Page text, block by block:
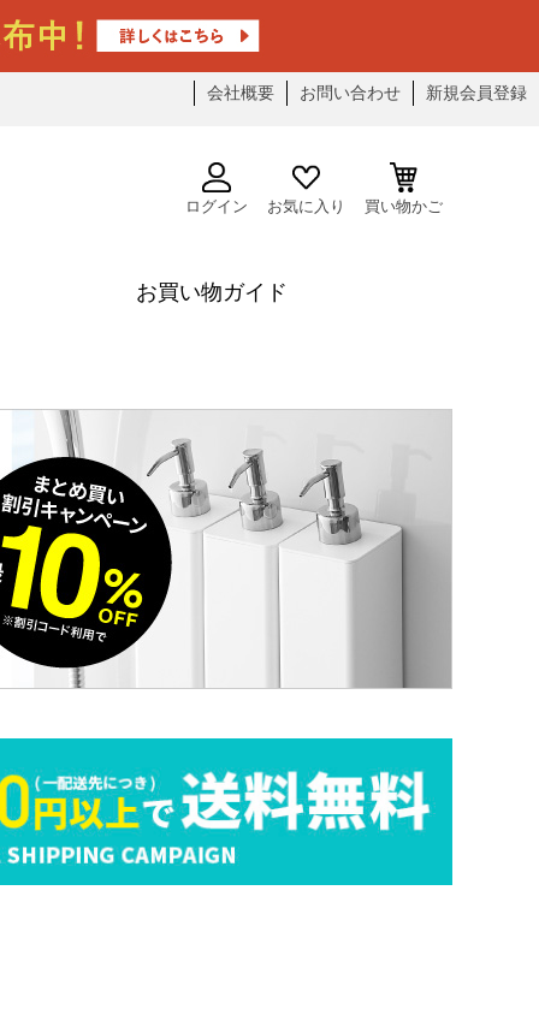
会社概要 お問い合わせ 新規会員登録
ログイン お気に入り 買い物かご
お買い物ガイド